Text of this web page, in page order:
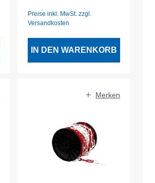
Preise inkl. MwSt. zzgl.
Versandkosten
IN DEN WARENKORB
Merken